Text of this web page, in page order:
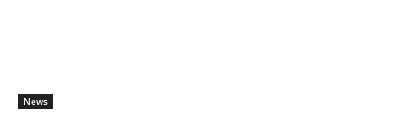
News